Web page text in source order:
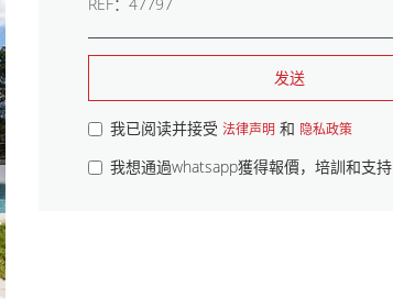
发送
我已阅读并接受 法律声明和 隐私政策
我想通過whatsapp獲得報價，培訓和支持